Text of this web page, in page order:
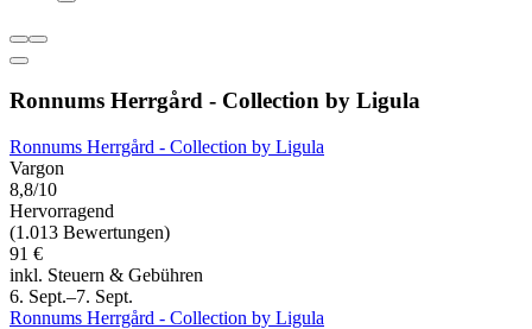
Ronnums Herrgård - Collection by Ligula
Ronnums Herrgård - Collection by Ligula
Vargon
8,8/10
Hervorragend
(1.013 Bewertungen)
91 €
inkl. Steuern & Gebühren
6. Sept.–7. Sept.
Ronnums Herrgård - Collection by Ligula